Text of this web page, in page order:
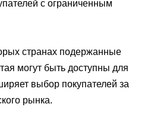
с ограниченным
странах подержанные
могут быть доступны для
выбор покупателей за
рынка.